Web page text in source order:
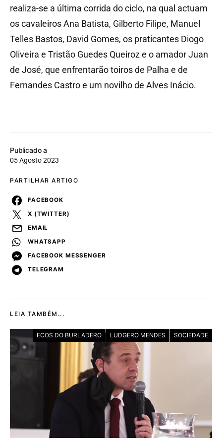
Publicado a
05 Agosto 2023
PARTILHAR ARTIGO
FACEBOOK
X (TWITTER)
EMAIL
WHATSAPP
FACEBOOK MESSENGER
TELEGRAM
realiza-se a última corrida do ciclo, na qual actuam
os cavaleiros Ana Batista, Gilberto Filipe, Manuel
Telles Bastos, David Gomes, os praticantes Diogo
Oliveira e Tristão Guedes Queiroz e o amador Juan
de José, que enfrentarão toiros de Palha e de
Fernandes Castro e um novilho de Alves Inácio.
LEIA TAMBÉM...
ECOS DO BURLADERO LUDGERO MENDES SOCIEDADE